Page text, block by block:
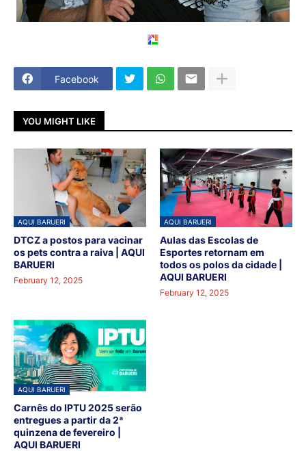
Facebook
YOU MIGHT LIKE
AQUI BARUERI
DTCZ a postos para vacinar
os pets contra a raiva | AQUI
BARUERI
February 12, 2025
AQUI BARUERI
Aulas das Escolas de
Esportes retornam em
todos os polos da cidade |
AQUI BARUERI
February 12, 2025
AQUI BARUERI
Carnês do IPTU 2025 serão
entregues a partir da 2ª
quinzena de fevereiro |
AQUI BARUERI